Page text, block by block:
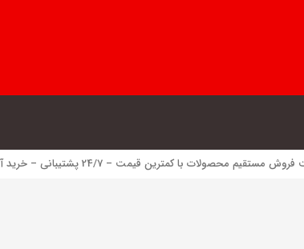
محصولات با کمترین قیمت – 24/7 پشتیبانی – خرید آسان با پرداخت الکترونیک